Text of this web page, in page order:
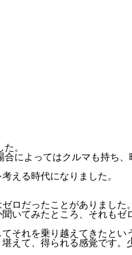
。
によってはクルマも持ち
える時代になりました。
ロだったことがありました
いてみたところ、それもゼ
それを乗り越えてきたとい
えて、得られる感覚です。